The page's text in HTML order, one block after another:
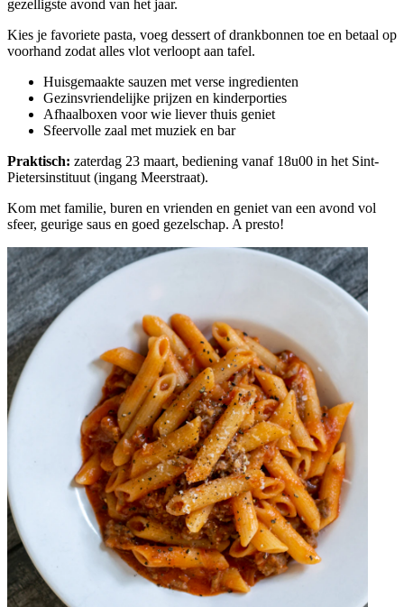
gezelligste avond van het jaar.
Kies je favoriete pasta, voeg dessert of drankbonnen toe en betaal op
voorhand zodat alles vlot verloopt aan tafel.
Huisgemaakte sauzen met verse ingredienten
Gezinsvriendelijke prijzen en kinderporties
Afhaalboxen voor wie liever thuis geniet
Sfeervolle zaal met muziek en bar
Praktisch: zaterdag 23 maart, bediening vanaf 18u00 in het Sint-
Pietersinstituut (ingang Meerstraat).
Kom met familie, buren en vrienden en geniet van een avond vol
sfeer, geurige saus en goed gezelschap. A presto!